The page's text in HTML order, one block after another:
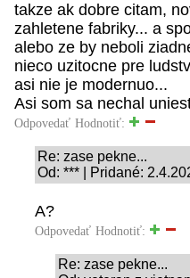
takze ak dobre citam,
zahletene fabriky... a
alebo ze by neboli
nieco uzitocne pre
asi nie je modernuo...
Asi som sa nechal
Odpovedať Hodnotiť:
Re: zase pekne...
Od: *** | Pridané:
A?
Odpovedať Hodnotiť:
Re: zase pekne...